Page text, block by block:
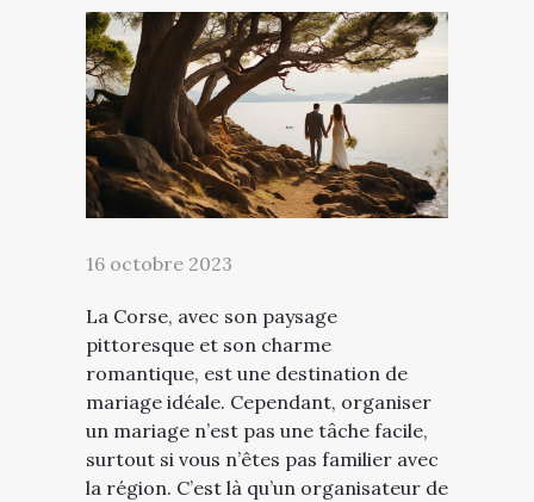
16 octobre 2023
La Corse, avec son paysage
pittoresque et son charme
romantique, est une destination de
mariage idéale. Cependant, organiser
un mariage n’est pas une tâche facile,
surtout si vous n’êtes pas familier avec
la région. C’est là qu’un organisateur de